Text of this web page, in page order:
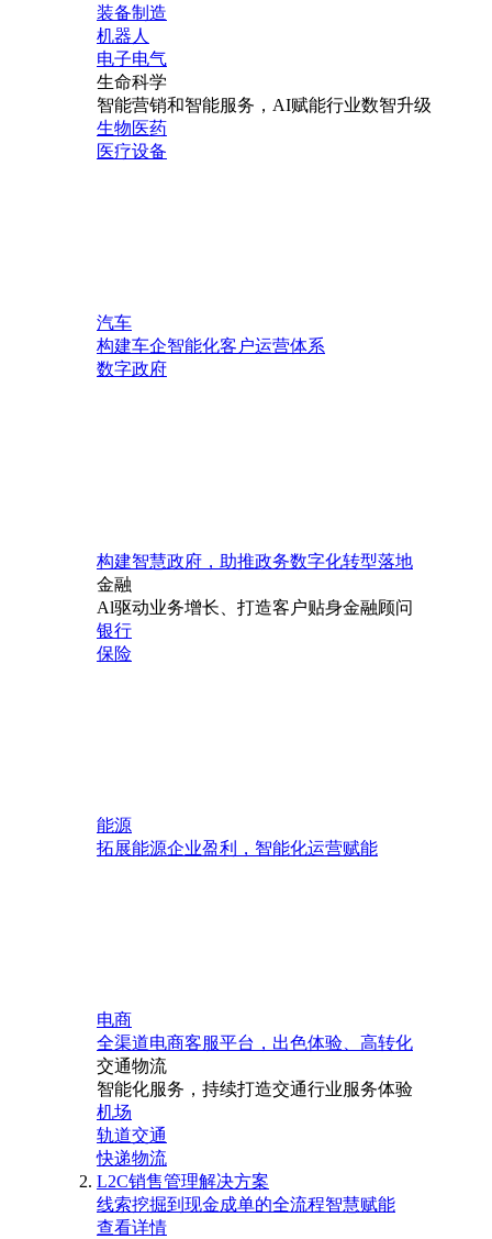
装备制造
机器人
电子电气
生命科学
智能营销和智能服务，AI赋能行业数智升级
生物医药
医疗设备
汽车
构建车企智能化客户运营体系
数字政府
构建智慧政府，助推政务数字化转型落地
金融
Al驱动业务增长、打造客户贴身金融顾问
银行
保险
能源
拓展能源企业盈利，智能化运营赋能
电商
全渠道电商客服平台，出色体验、高转化
交通物流
智能化服务，持续打造交通行业服务体验
机场
轨道交通
快递物流
L2C销售管理解决方案
线索挖掘到现金成单的全流程智慧赋能
查看详情